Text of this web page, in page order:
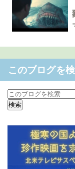
このブログを